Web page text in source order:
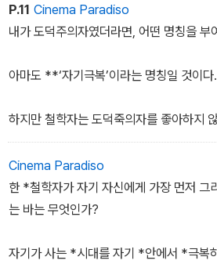
리스도교 정신 전부에, 데카당스에 대한 종
을 합니다. 귀 귀울여 들으십시오：황폐해
가장 고상한 후원을 받습니다.
P.11 Cinema Paradiso
내가 도덕주의자였더라면, 어떤 명칭을 부
아마도 **‘자기극복’이라는 명칭일 것이다.
하지만 철학자는 도덕죽의자를 좋아하지
말들도 좋아하지 않는다.
Cinema Paradiso
한 *철학자가 자기 자신에게 가장 먼저 그
는 바는 무엇인가?
자기가 사는 *시대를 자기 *안에서 *극복